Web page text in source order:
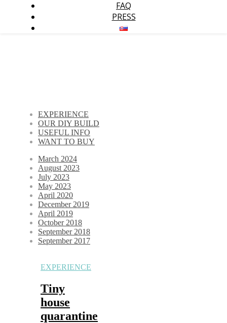
FAQ
PRESS
EXPERIENCE
OUR DIY BUILD
USEFUL INFO
WANT TO BUY
March 2024
August 2023
July 2023
May 2023
April 2020
December 2019
April 2019
October 2018
September 2018
September 2017
EXPERIENCE
Tiny
house
quarantine